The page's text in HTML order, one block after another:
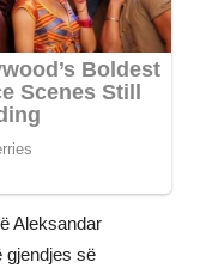
Aleksandar
gjendjes së